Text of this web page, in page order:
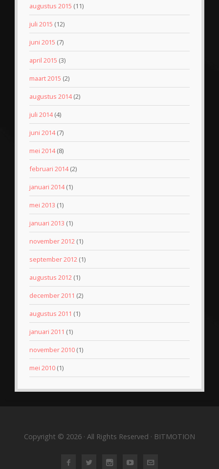
augustus 2015 (11)
juli 2015 (12)
juni 2015 (7)
april 2015 (3)
maart 2015 (2)
augustus 2014(2)
juli 2014(4)
juni 2014(7)
mei 2014(8)
februari 2014(2)
januari 2014(1)
mei 2013 (1)
januari 2013 (1)
november 2012 (1)
september 2012 (1)
augustus 2012 (1)
december 2011 (2)
augustus 2011 (1)
januari 2011 (1)
november 2010 (1)
mei 2010 (1)
Copyright © 2026 · All Rights Reserved · BITMOTION